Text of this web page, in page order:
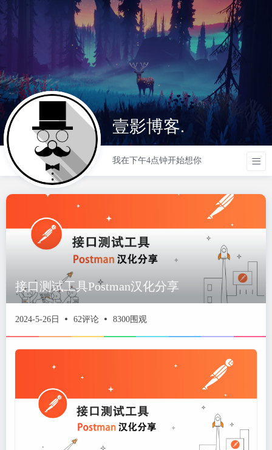
壹影博客.
我在下午4点钟开始想你
接口测试工具Postman汉化分享
2024-5-26日 62评论 8300围观